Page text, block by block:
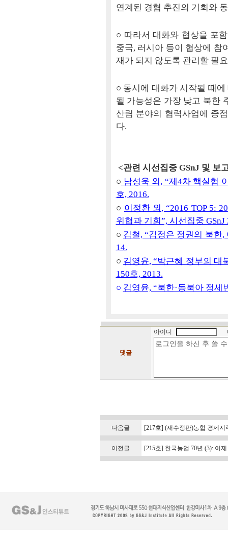
연계된 경협 추진의 기회와
○ 따라서 대화와 협상을 포
중국, 러시아 등이 협상에 참
재가 되지 않도록 관리할 필
○ 동시에 대화가 시작될 때
될 가능성은 가장 낮고 북한
산림 분야의 협력사업에 중
다.
<관련 시선집중 GSnJ 및 보
○ 남성욱 외, “제4차 핵실험
호, 2016.
○ 이정환 외, “2016 TOP 5:
위협과 기회”, 시선집중 GSnJ
○ 김철, “김정은 정권의 북한,
14.
○ 김영윤, “박근혜 정부의 대
150호, 2013.
○ 김영윤, “북한·동북아 정세
댓글
아이디
다음글 [217호] (재수정판)농협 경제지
이전글 [215호] 한국농업 70년 (3): 이